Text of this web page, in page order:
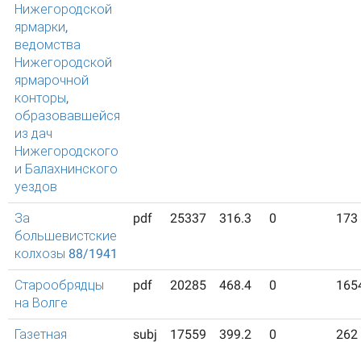
Нижегородской
ярмарки,
ведомства
Нижегородской
ярмарочной
конторы,
образовавшейся
из дач
Нижегородского
и Балахнинского
уездов
За
большевистские
колхозы 88/1941
pdf 25337 316.3 0 173
Старообрядцы
на Волге
pdf 20285 468.4 0
Газетная
subj 17559 399.2 0 262